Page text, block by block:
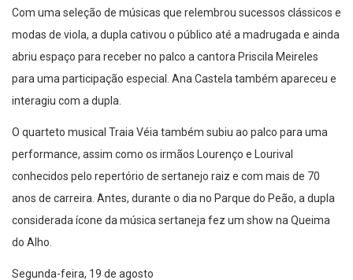
Com uma seleção de músicas que relembrou sucessos clássicos e
modas de viola, a dupla cativou o público até a madrugada e ainda
abriu espaço para receber no palco a cantora Priscila Meireles
para uma participação especial. Ana Castela também apareceu e
interagiu com a dupla.
O quarteto musical Traia Véia também subiu ao palco para uma
performance, assim como os irmãos Lourenço e Lourival
conhecidos pelo repertório de sertanejo raiz e com mais de 70
anos de carreira. Antes, durante o dia no Parque do Peão, a dupla
considerada ícone da música sertaneja fez um show na Queima
do Alho.
Segunda-feira, 19 de agosto